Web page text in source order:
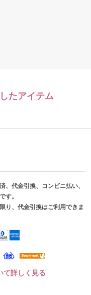
たアイテム
、代金引換、コンビニ払い、
す。
り、代金引換はご利用できま
て詳しく見る